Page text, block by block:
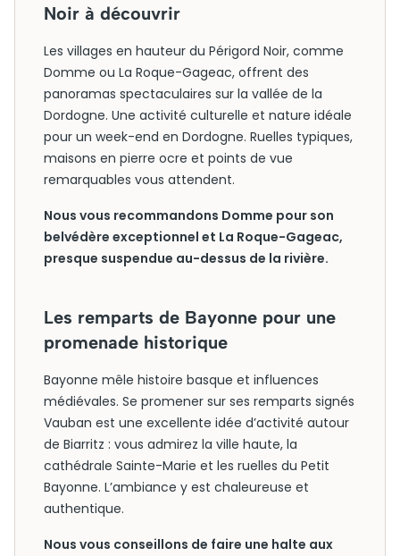
Noir à découvrir
Les villages en hauteur du Périgord Noir, comme
Domme ou La Roque-Gageac, offrent des
panoramas spectaculaires sur la vallée de la
Dordogne. Une activité culturelle et nature idéale
pour un week-end en Dordogne. Ruelles typiques,
maisons en pierre ocre et points de vue
remarquables vous attendent.
Nous vous recommandons Domme pour son
belvédère exceptionnel et La Roque-Gageac,
presque suspendue au-dessus de la rivière.
Les remparts de Bayonne pour une
promenade historique
Bayonne mêle histoire basque et influences
médiévales. Se promener sur ses remparts signés
Vauban est une excellente idée d’activité autour
de Biarritz : vous admirez la ville haute, la
cathédrale Sainte-Marie et les ruelles du Petit
Bayonne. L’ambiance y est chaleureuse et
authentique.
Nous vous conseillons de faire une halte aux